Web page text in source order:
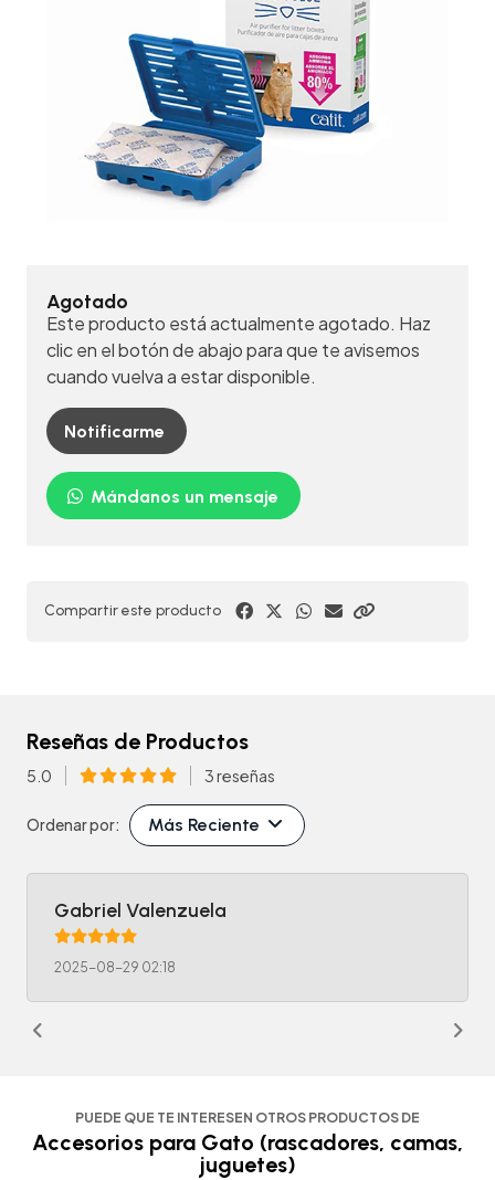
Agotado
Este producto está actualmente agotado. Haz
clic en el botón de abajo para que te avisemos
cuando vuelva a estar disponible.
Notificarme
Mándanos un mensaje
Compartir este producto
Reseñas de Productos
5.0 3 reseñas
Ordenar por: Más Reciente
Gabriel Valenzuela
2025-08-29 02:18
PUEDE QUE TE INTERESEN OTROS PRODUCTOS DE
Accesorios para Gato (rascadores, camas,
juguetes)